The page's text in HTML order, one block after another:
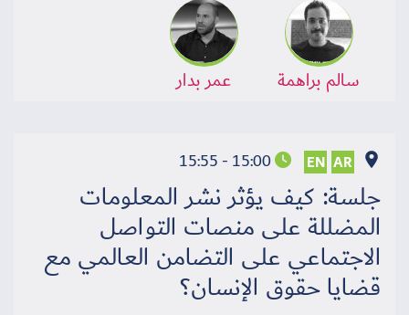
سالم براهمة عمر بدار
AR
EN
15:00 - 15:55
جلسة: كيف يؤثر نشر المعلومات
المضللة على منصات التواصل
الاجتماعي على التضامن العالمي مع
قضايا حقوق الإنسان؟